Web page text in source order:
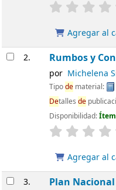
Agregar al
2. Rumbos y
por Michelena
Tipode material:
Detallesde
Disponibilidad:
Agregar al
3. Plan